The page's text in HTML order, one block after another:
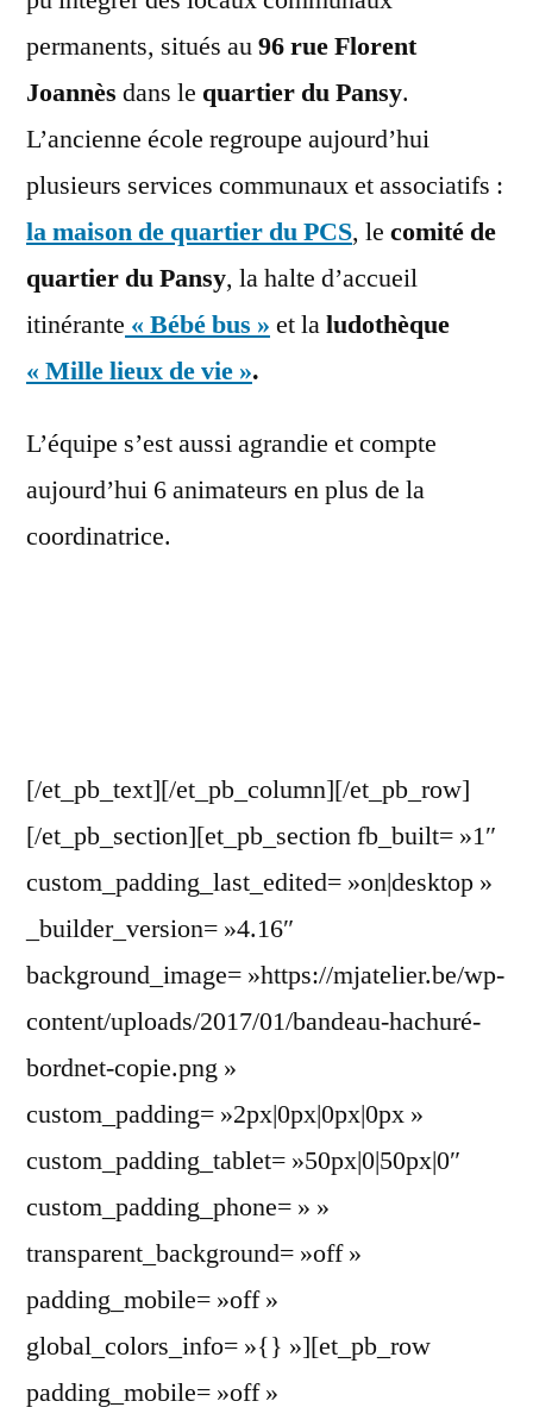
permanents, situés au96 rue Florent
Joannès dans le quartier du Pansy.
L’ancienne école regroupe aujourd’hui
plusieurs services communaux et associatifs :
la maison de quartier du PCS, le comité de
quartier du Pansy, la halte d’accueil
itinérante « Bébé bus » et laludothèque
« Mille lieux de vie ».
L’équipe s’est aussi agrandie et compte
aujourd’hui 6 animateurs en plus de la
coordinatrice.
[/et_pb_text][/et_pb_column][/et_pb_row]
[/et_pb_section][et_pb_section fb_built= »1″
custom_padding_last_edited= »on|desktop »
_builder_version= »4.16″
background_image= »https://mjatelier.be/wp-
content/uploads/2017/01/bandeau-hachuré-
bordnet-copie.png »
custom_padding= »2px|0px|0px|0px »
custom_padding_tablet= »50px|0|50px|0″
custom_padding_phone= » »
transparent_background= »off »
padding_mobile= »off »
global_colors_info= »{} »][et_pb_row
padding_mobile= »off »